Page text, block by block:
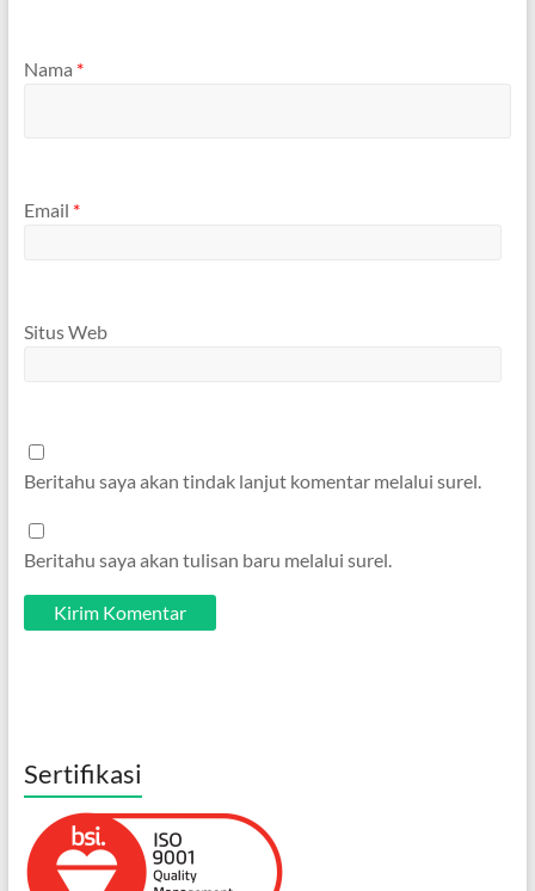
Nama *
Email *
Situs Web
Beritahu saya akan tindak lanjut komentar melalui surel.
Beritahu saya akan tulisan baru melalui surel.
Sertifikasi